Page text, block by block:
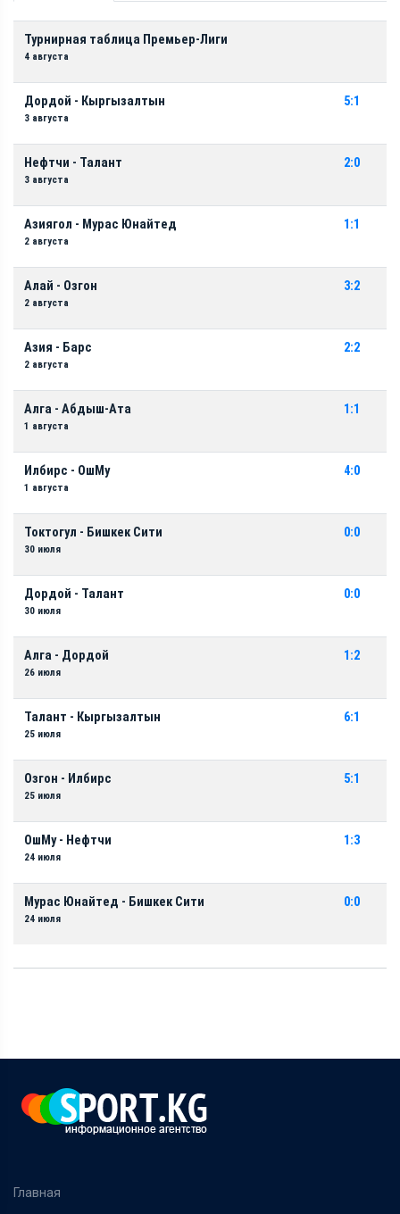
Турнирная таблица Премьер-Лиги
4 августа
Дордой - Кыргызалтын
3 августа
5:1
Нефтчи - Талант
3 августа
2:0
Азиягол - Мурас Юнайтед
2 августа
1:1
Алай - Озгон
2 августа
3:2
Азия - Барс
2 августа
2:2
Алга - Абдыш-Ата
1 августа
1:1
Илбирс - ОшМу
1 августа
4:0
Токтогул - Бишкек Сити
30 июля
0:0
Дордой - Талант
30 июля
0:0
Алга - Дордой
26 июля
1:2
Талант - Кыргызалтын
25 июля
6:1
Озгон - Илбирс
25 июля
5:1
ОшМу - Нефтчи
24 июля
1:3
Мурас Юнайтед - Бишкек Сити
24 июля
0:0
Главная